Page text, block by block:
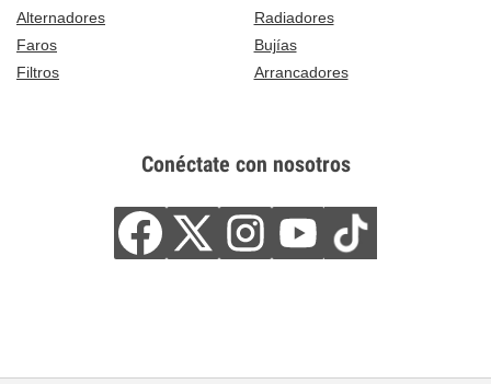
Alternadores
Radiadores
Faros
Bujías
Filtros
Arrancadores
Conéctate con nosotros